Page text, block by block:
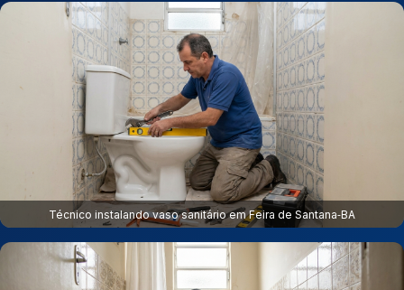
Técnico instalando vaso sanitário em Feira de Santana‑BA